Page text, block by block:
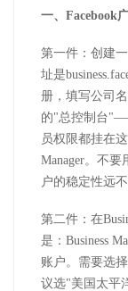
一、 Facebook
第一件：创建
址是
册，填写公司
的"总控制台"
员权限都挂在
Manager。不要
户的稳定性远
第二件：在
是： Business
账户。需要选
议选"美国太平